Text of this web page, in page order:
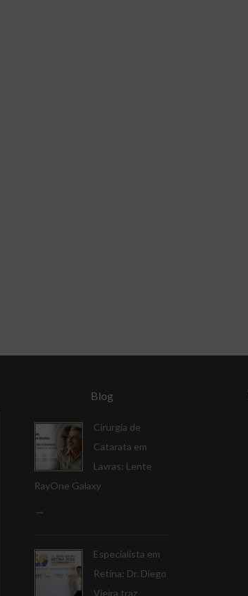
Blog
Cirurgia de
Catarata em
Lavras: Lente
RayOne Galaxy
Especialista em
Retina: Dr. Diego
Vieira traz